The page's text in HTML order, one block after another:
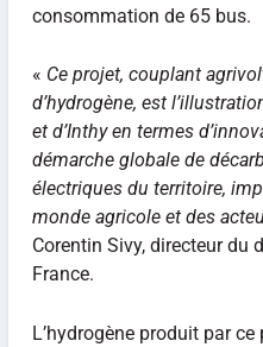
consommation de 65 bus.
« Ce projet, couplant
d’hydrogène, est
et d’Inthy en termes
démarche globale de
électriques du territoire,
monde agricole et des
Corentin Sivy, directeur du
France.
L’hydrogène produit par